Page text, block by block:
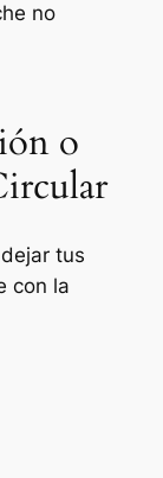
no
o
tus
con la